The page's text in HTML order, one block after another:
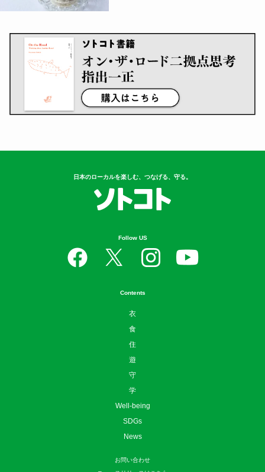
日本のローカルを楽しむ、つなげる、守る。
Follow US
Contents
衣
食
住
遊
守
学
Well-being
SDGs
News
お問い合わせ